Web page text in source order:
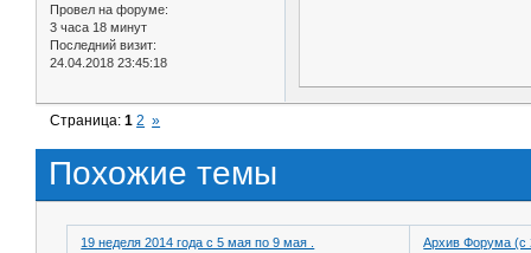
Провел на форуме:
3 часа 18 минут
Последний визит:
24.04.2018 23:45:18
Страница:1 2 »
Похожие темы
19 неделя 2014 года с 5 мая по 9 мая . Архив Форума (с